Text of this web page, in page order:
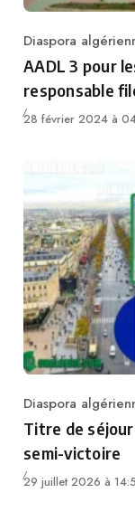
Category
Diaspora
AADL 3 pour
responsable
28 février 2024 à
Category
Diaspora
Titre de
semi-victoire
29 juillet 2026 à